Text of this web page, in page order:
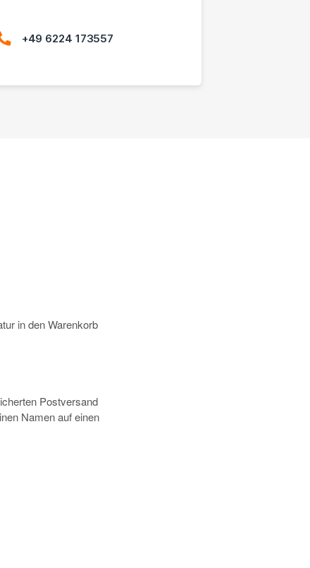
+49 6224 173557
in den Warenkorb
Postversand
Namen auf einen